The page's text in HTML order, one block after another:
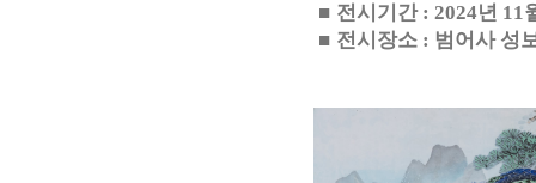
■ 전시기간 : 2024년 11
■ 전시장소 : 범어사 성